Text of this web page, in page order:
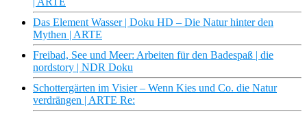
Das Element Wasser | Doku HD – Die Natur hinter den
Mythen | ARTE
Freibad, See und Meer: Arbeiten für den Badespaß | die
nordstory | NDR Doku
Schottergärten im Visier – Wenn Kies und Co. die Natur
verdrängen | ARTE Re: